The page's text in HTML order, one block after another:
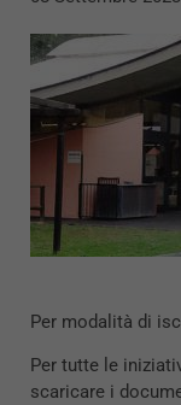
Per modalità di
Per tutte le
scaricare i